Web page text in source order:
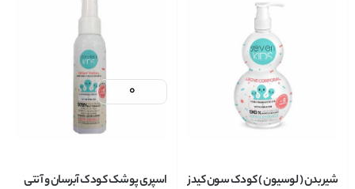
شیر بدن ( لوسیون ) کودک سون کیدز
اسپری پوشک کودک آبرسان و آنتی